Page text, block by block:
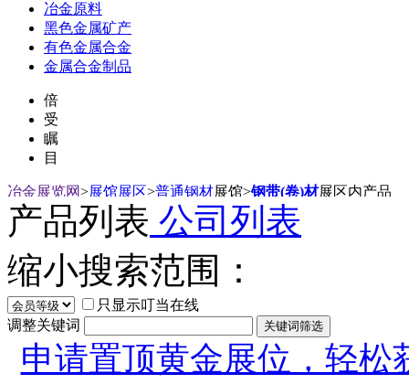
冶金原料
黑色金属矿产
有色金属合金
金属合金制品
倍
受
瞩
目
冶金展览网>展馆展区>普通钢材展馆>钢带(卷)材展区内产品
产品列表 公司列表
缩小搜索范围：
只显示叮当在线
调整关键词
申请置顶黄金展位，轻松